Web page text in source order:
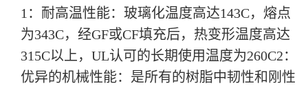
1 ：耐高温性能：玻璃化温度高达143C，熔点
为343C，经GF或CF填充后，热变形温度高达
315C以上，UL认可的长期使用温度为260C2：
优异的机械性能：是所有的树脂中韧性和刚性